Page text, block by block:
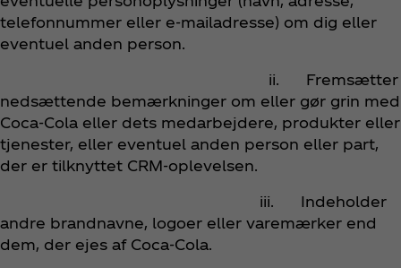
telefonnummer eller e-mailadresse) om dig eller
eventuel anden person.
ii. Fremsætter
nedsættende bemærkninger om eller gør grin med
Coca‑Cola eller dets medarbejdere, produkter eller
tjenester, eller eventuel anden person eller part,
der er tilknyttet CRM-oplevelsen.
iii. Indeholder
andre brandnavne, logoer eller varemærker end
dem, der ejes af Coca‑Cola.